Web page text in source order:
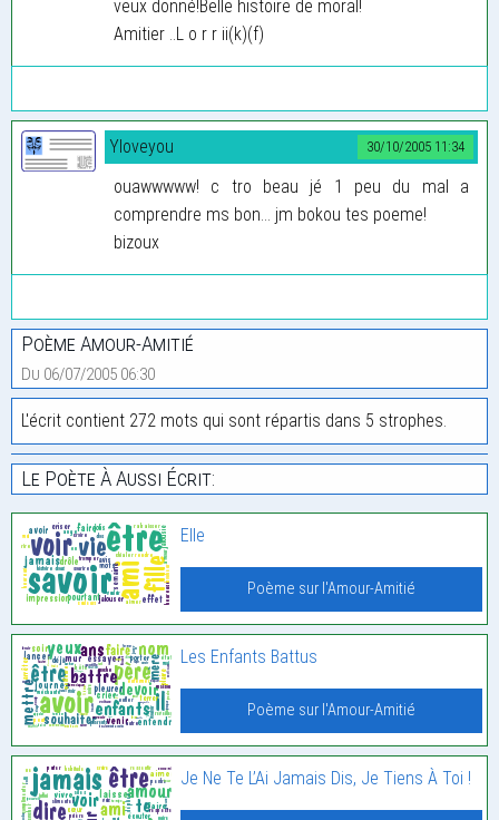
veux donné!Belle histoire de moral!
Amitier ..L o r r ii(k)(f)
30/10/2005 11:34
Yloveyou
ouawwwww! c tro beau jé 1 peu du mal a
comprendre ms bon... jm bokou tes poeme!
bizoux
Poème Amour-Amitié
Du 06/07/2005 06:30
L'écrit contient 272 mots qui sont répartis dans 5 strophes.
Le Poète À Aussi Écrit:
Elle
Poème sur l'Amour-Amitié
Les Enfants Battus
Poème sur l'Amour-Amitié
Je Ne Te L’Ai Jamais Dis, Je Tiens À Toi !